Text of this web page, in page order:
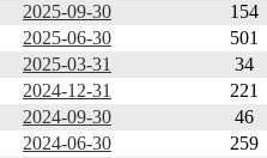
2025-09-30
154
2025-06-30
501
2025-03-31
34
2024-12-31
221
2024-09-30
46
2024-06-30
259